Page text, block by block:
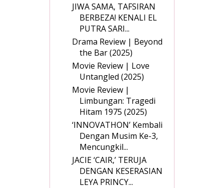
JIWA SAMA, TAFSIRAN
BERBEZA! KENALI EL
PUTRA SARI...
Drama Review | Beyond
the Bar (2025)
Movie Review | Love
Untangled (2025)
Movie Review |
Limbungan: Tragedi
Hitam 1975 (2025)
‘INNOVATHON’ Kembali
Dengan Musim Ke-3,
Mencungkil...
JACIE ‘CAIR,’ TERUJA
DENGAN KESERASIAN
LEYA PRINCY...